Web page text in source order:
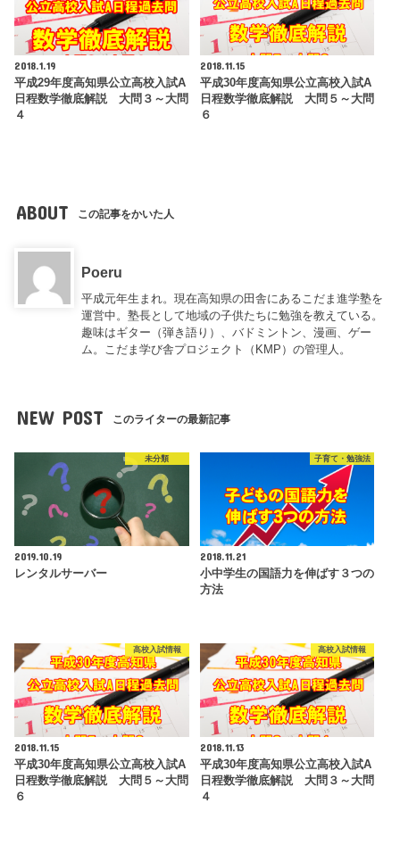
2018.1.19
平成29年度高知県公立高校入試A
日程数学徹底解説 大問３～大問
４
2018.11.15
平成30年度高知県公立高校入試A
日程数学徹底解説 大問５～大問
６
ABOUT この記事をかいた人
Poeru
平成元年生まれ。現在高知県の田舎にあるこだま進学塾を
運営中。塾長として地域の子供たちに勉強を教えている。
趣味はギター（弾き語り）、バドミントン、漫画、ゲー
ム。こだま学び舎プロジェクト（KMP）の管理人。
NEW POST このライターの最新記事
未分類
2019.10.19
レンタルサーバー
子育て・勉強法
2018.11.21
小中学生の国語力を伸ばす３つの
方法
高校入試情報
2018.11.15
平成30年度高知県公立高校入試A
日程数学徹底解説 大問５～大問
６
高校入試情報
2018.11.13
平成30年度高知県公立高校入試A
日程数学徹底解説 大問３～大問
４